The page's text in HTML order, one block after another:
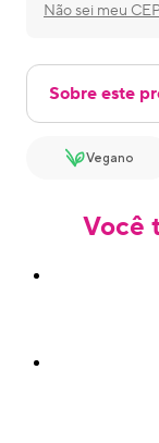
Não sei meu
Sobre este
Vegano
Você